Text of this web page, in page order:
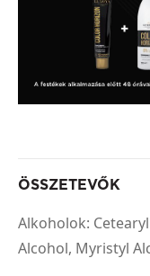
ÖSSZETEVŐK
Alkoholok:
Alcohol, Myristyl